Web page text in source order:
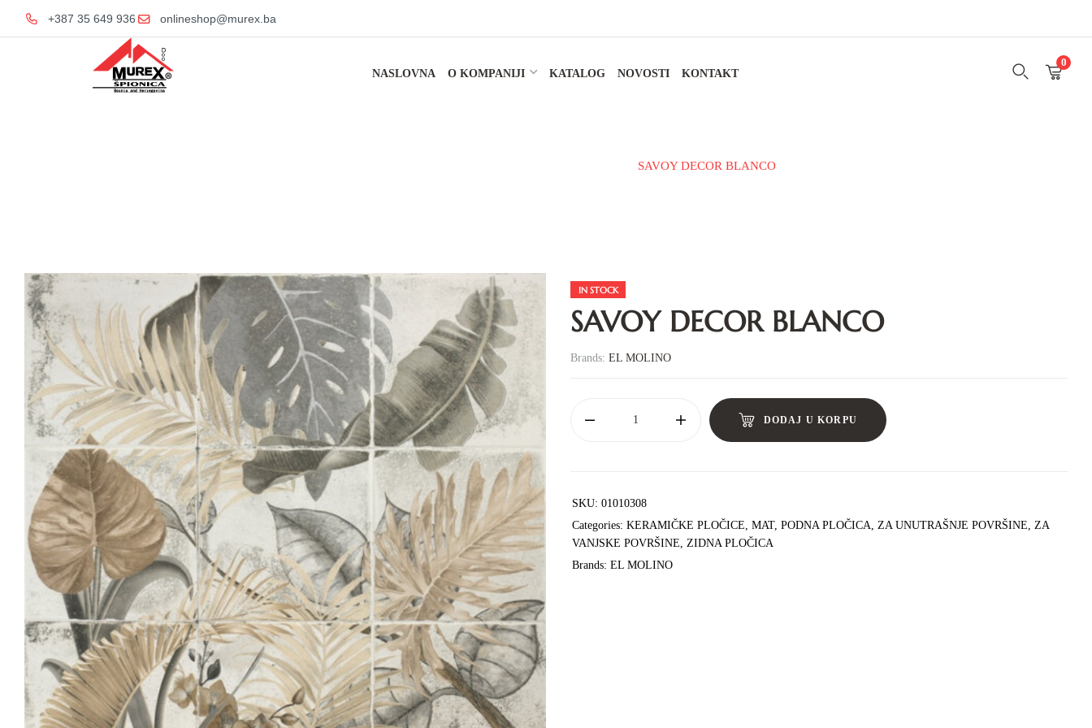
+387 35 649 936 onlineshop@murex.ba
NASLOVNA O KOMPANIJI KATALOG NOVOSTI KONTAKT
0
SAVOY DECOR BLANCO
IN STOCK
SAVOY DECOR BLANCO
Brands: EL MOLINO
DODAJ U KORPU
SKU: 01010308
Categories: KERAMIČKE PLOČICE, MAT, PODNA PLOČICA, ZA UNUTRAŠNJE POVRŠINE, ZA
VANJSKE POVRŠINE, ZIDNA PLOČICA
Brands: EL MOLINO